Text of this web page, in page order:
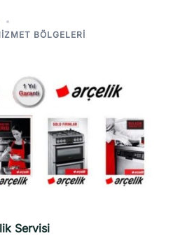
BÖLGELERI
Servisi